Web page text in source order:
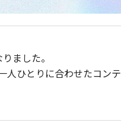
ました。
人ひとりに合わせたコンテ